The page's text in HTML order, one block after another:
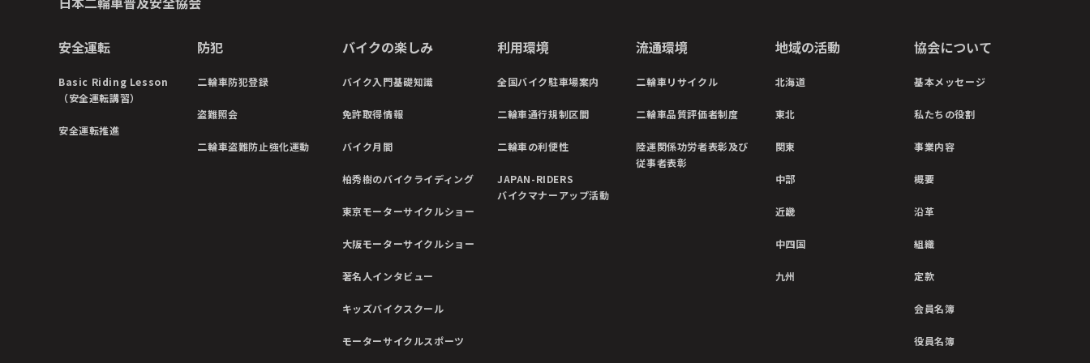
安全運転
Basic Riding Lesson
（安全運転講習）
安全運転推進
防犯
二輪車防犯登録
盗難照会
二輪車盗難防止強化運動
バイクの楽しみ
バイク入門基礎知識
免許取得情報
バイク月間
柏秀樹のバイクライディング
東京モーターサイクルショー
大阪モーターサイクルショー
著名人インタビュー
キッズバイクスクール
モーターサイクルスポーツ
利用環境
全国バイク駐車場案内
二輪車通行規制区間
二輪車の利便性
JAPAN-RIDERS
バイクマナーアップ活動
流通環境
二輪車リサイクル
二輪車品質評価者制度
陸運関係功労者表彰及び
従事者表彰
地域の活動
北海道
東北
関東
中部
近畿
中四国
九州
協会について
基本メッセージ
私たちの役割
事業内容
概要
沿革
組織
定款
会員名簿
役員名簿